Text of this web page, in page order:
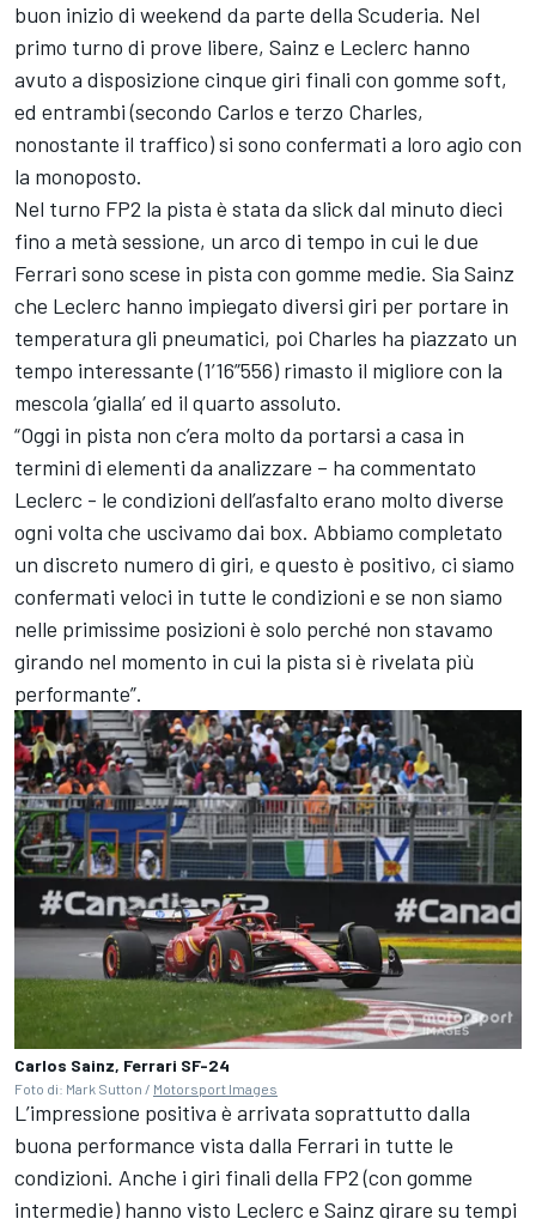
buon inizio di weekend da parte della Scuderia. Nel
primo turno di prove libere, Sainz e Leclerc hanno
avuto a disposizione cinque giri finali con gomme soft,
ed entrambi (secondo Carlos e terzo Charles,
nonostante il traffico) si sono confermati a loro agio con
la monoposto.
Nel turno FP2 la pista è stata da slick dal minuto dieci
fino a metà sessione, un arco di tempo in cui le due
Ferrari sono scese in pista con gomme medie. Sia Sainz
che Leclerc hanno impiegato diversi giri per portare in
temperatura gli pneumatici, poi Charles ha piazzato un
tempo interessante (1’16”556) rimasto il migliore con la
mescola ‘gialla’ ed il quarto assoluto.
“Oggi in pista non c’era molto da portarsi a casa in
termini di elementi da analizzare – ha commentato
Leclerc - le condizioni dell’asfalto erano molto diverse
ogni volta che uscivamo dai box. Abbiamo completato
un discreto numero di giri, e questo è positivo, ci siamo
confermati veloci in tutte le condizioni e se non siamo
nelle primissime posizioni è solo perché non stavamo
girando nel momento in cui la pista si è rivelata più
performante”.
Carlos Sainz, Ferrari SF-24
Foto di: Mark Sutton / Motorsport Images
L’impressione positiva è arrivata soprattutto dalla
buona performance vista dalla Ferrari in tutte le
condizioni. Anche i giri finali della FP2 (con gomme
intermedie) hanno visto Leclerc e Sainz girare su tempi